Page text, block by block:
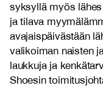
syksyllä myös
ja tilava
avajaispäivästään
valikoiman naisten
laukkuja ja
Shoesin